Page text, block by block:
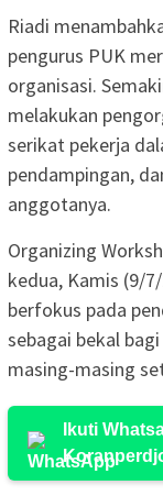
Riadi
pengurus PUK
organisasi.
melakukan
serikat pekerja
pendampingan,
anggotanya.
Organizing
kedua, Kamis (9/
berfokus pada
sebagai bekal
masing-masing
Ikuti